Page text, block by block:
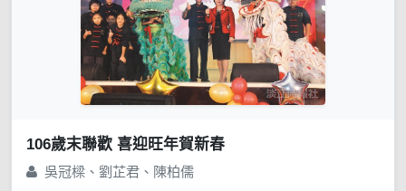
106歲末聯歡 喜迎旺年賀新春
吳冠樑、劉芷君、陳柏儒